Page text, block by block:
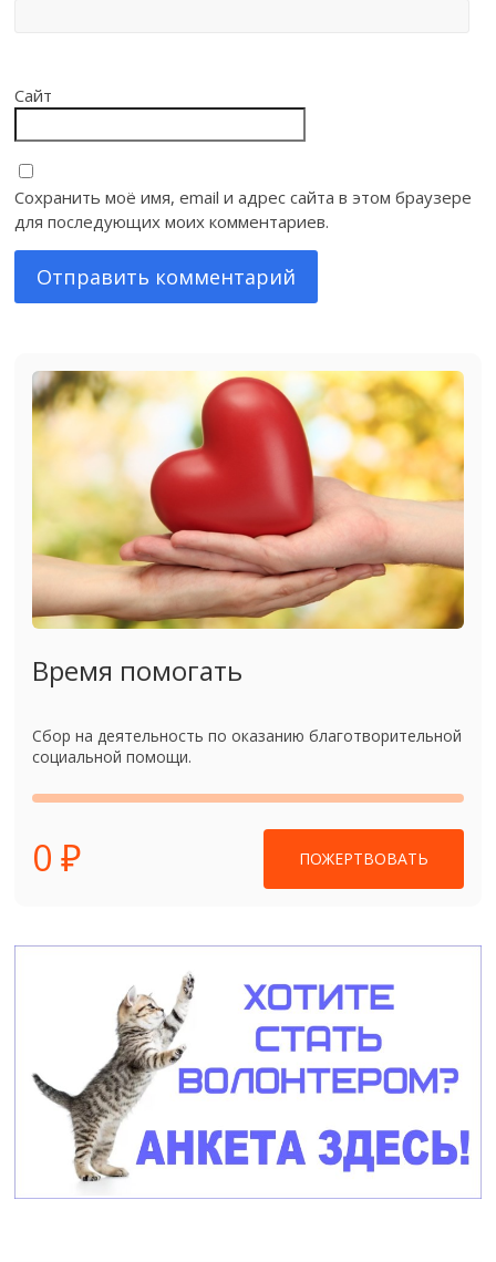
Сайт
Сохранить моё имя, email и адрес сайта в этом браузере
для последующих моих комментариев.
Время помогать
Сбор на деятельность по оказанию благотворительной
социальной помощи.
0 ₽ ПОЖЕРТВОВАТЬ